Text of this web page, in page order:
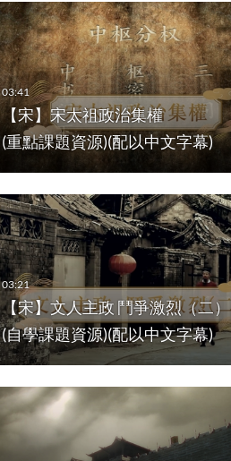
【宋】宋太祖政治集權
(重點課題資源)(配以中文字幕)
【宋】文人主政 鬥爭激烈（二）
(自學課題資源)(配以中文字幕)